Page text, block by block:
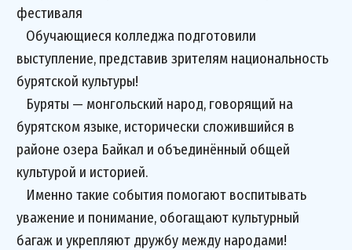
фестиваля
Обучающиеся колледжа подготовили
выступление, представив зрителям национальность
бурятской культуры!
Буряты — монгольский народ, говорящий на
бурятском языке, исторически сложившийся в
районе озера Байкал и объединённый общей
культурой и историей.
Именно такие события помогают воспитывать
уважение и понимание, обогащают культурный
багаж и укрепляют дружбу между народами!